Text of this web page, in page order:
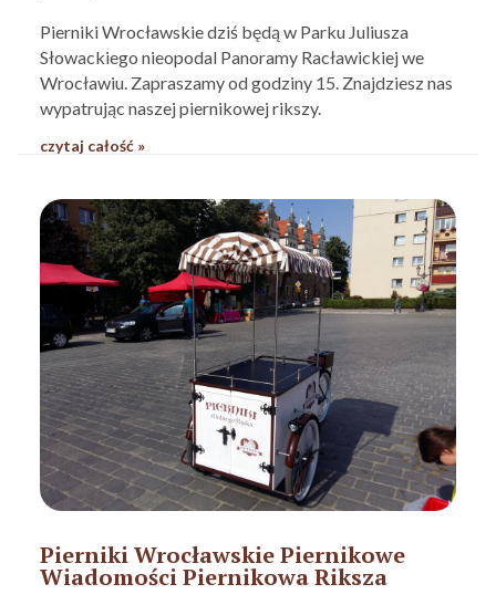
Pierniki Wrocławskie dziś będą w Parku Juliusza
Słowackiego nieopodal Panoramy Racławickiej we
Wrocławiu. Zapraszamy od godziny 15. Znajdziesz nas
wypatrując naszej piernikowej rikszy.
czytaj całość »
Pierniki Wrocławskie Piernikowe
Wiadomości Piernikowa Riksza